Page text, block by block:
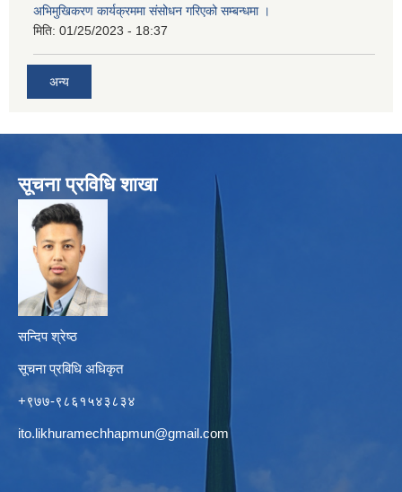
अभिमुखिकरण कार्यक्रममा संसोधन गरिएको सम्बन्धमा ।
मिति: 01/25/2023 - 18:37
अन्य
सूचना प्रविधि शाखा
सन्दिप श्रेष्ठ
सूचना प्रबिधि अधिकृत
+९७७-९८६१५४३८३४
ito.likhuramechhapmun@gmail.com